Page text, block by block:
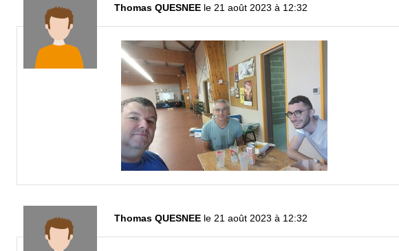
Thomas QUESNEE le 21 août 2023 à 12:32
Thomas QUESNEE le 21 août 2023 à 12:32